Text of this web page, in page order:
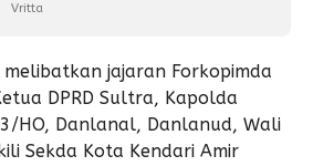
Vritta
jajaran Forkopimda
DPRD Sultra, Kapolda
HO, Danlanal, Danlanud, Wali
Sekda Kota Kendari Amir